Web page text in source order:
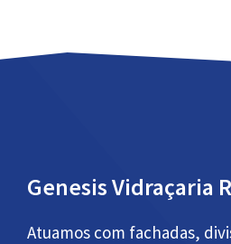
Genesis Vidraçaria
Atuamos com fachadas,